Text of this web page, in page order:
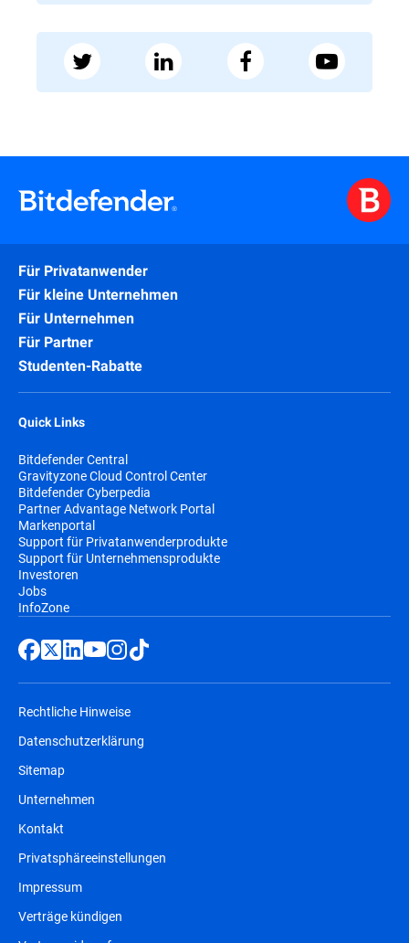
Für Privatanwender
Für kleine Unternehmen
Für Unternehmen
Für Partner
Studenten-Rabatte
Quick Links
Bitdefender Central
Gravityzone Cloud Control Center
Bitdefender Cyberpedia
Partner Advantage Network Portal
Markenportal
Support für Privatanwenderprodukte
Support für Unternehmensprodukte
Investoren
Jobs
InfoZone
Rechtliche Hinweise
Datenschutzerklärung
Sitemap
Unternehmen
Kontakt
Privatsphäreeinstellungen
Impressum
Verträge kündigen